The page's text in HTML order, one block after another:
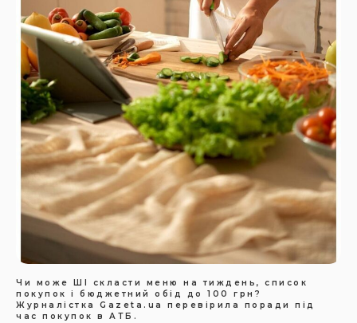
Чи може ШІ скласти меню на тиждень, список
покупок і бюджетний обід до 100 грн?
Журналістка Gazeta.ua перевірила поради під
час покупок в АТБ.